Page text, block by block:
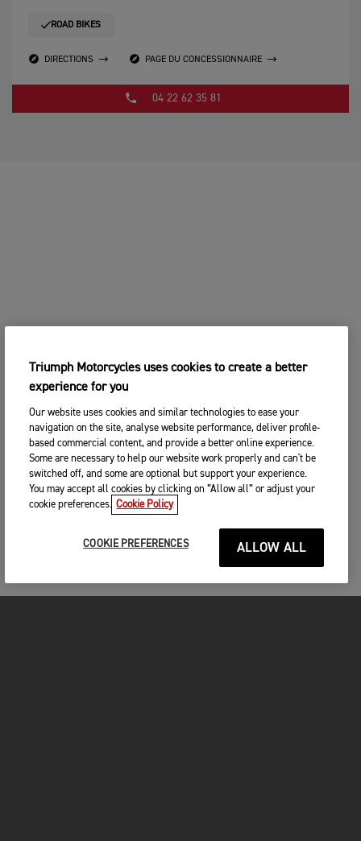
ROAD BIKES
DIRECTIONS PAGE DU CONCESSIONNAIRE
04 22 62 35 81
Triumph Motorcycles uses cookies to create a better
experience for you
Our website uses cookies and similar technologies to ease your
navigation on the site, analyse website performance, deliver profile-
based commercial content, and provide a better online experience.
Some are necessary to help our website work properly and can't be
switched off, and some are optional but support your experience.
You may accept all cookies by clicking on “Allow all” or adjust your
cookie preferences. Cookie Policy
COOKIE PREFERENCES ALLOW ALL